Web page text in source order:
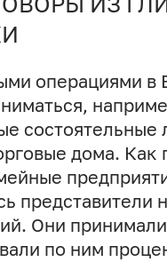
операциями в
состоятельные
дома. Как
представители
Они
по ним